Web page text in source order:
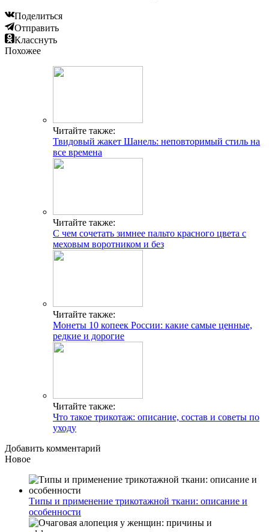
Поделиться
Отправить
Класснуть
Похожее
Читайте также:
Твидовый жакет Шанель: неповторимый стиль на
все времена
Читайте также:
С чем сочетать зимнее пальто красного цвета с
меховым воротником и без
Читайте также:
Монеты 10 копеек России: какие самые ценные,
редкие и дорогие
Читайте также:
Что такое трикотаж: описание, состав и советы по
уходу
Добавить комментарий
Новое
Типы и применение трикотажной ткани: описание и
особенности